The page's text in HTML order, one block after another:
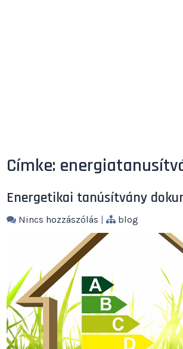
Címke:
Energetikai tanúsítvány
Nincs hozzászólás | blog